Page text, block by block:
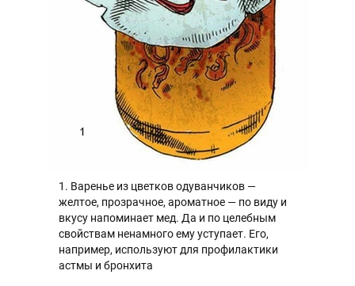
1. Варенье из цветков одуванчиков —
желтое, прозрачное, ароматное — по виду и
вкусу напоминает мед. Да и по целебным
свойствам ненамного ему уступает. Его,
например, используют для профилактики
астмы и бронхита